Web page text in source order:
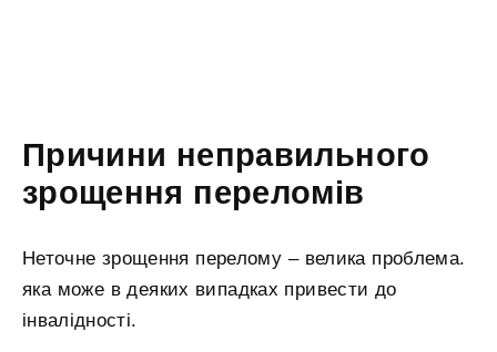
Причини неправильного
зрощення переломів
Неточне зрощення перелому – велика проблема.
яка може в деяких випадках привести до
інвалідності.